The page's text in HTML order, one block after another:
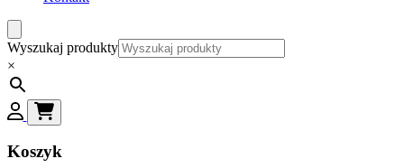
Wyszukaj produkty
×
Koszyk